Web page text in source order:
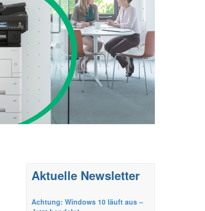
Aktuelle Newsletter
Achtung: Windows 10 läuft aus –